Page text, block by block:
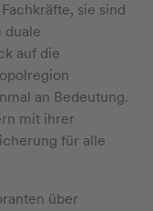
sie sind
duale
auf die
an Bedeutung.
mit ihrer
für alle
über